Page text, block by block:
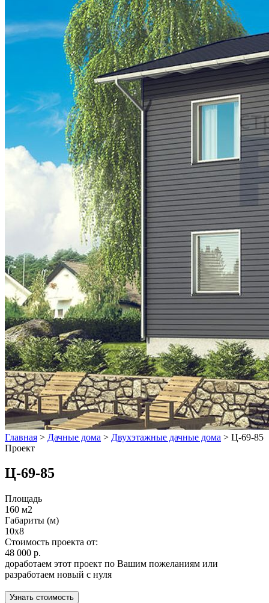
Главная > Дачные дома > Двухэтажные дачные дома > Ц-69-85
Проект
Ц-69-85
Площадь
160 м2
Габариты (м)
10x8
Стоимость проекта от:
48 000 р.
доработаем этот проект по Вашим пожеланиям или
разработаем новый с нуля
Узнать стоимость